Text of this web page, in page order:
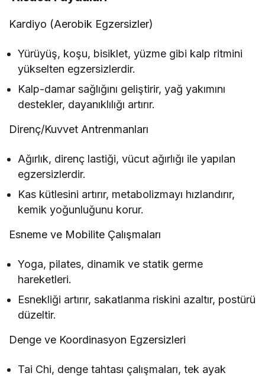
Kardiyo (Aerobik Egzersizler)
Yürüyüş, koşu, bisiklet, yüzme gibi kalp ritmini
yükselten egzersizlerdir.
Kalp-damar sağlığını geliştirir, yağ yakımını
destekler, dayanıklılığı artırır.
Direnç/Kuvvet Antrenmanları
Ağırlık, direnç lastiği, vücut ağırlığı ile yapılan
egzersizlerdir.
Kas kütlesini artırır, metabolizmayı hızlandırır,
kemik yoğunluğunu korur.
Esneme ve Mobilite Çalışmaları
Yoga, pilates, dinamik ve statik germe
hareketleri.
Esnekliği artırır, sakatlanma riskini azaltır, postürü
düzeltir.
Denge ve Koordinasyon Egzersizleri
Tai Chi, denge tahtası çalışmaları, tek ayak